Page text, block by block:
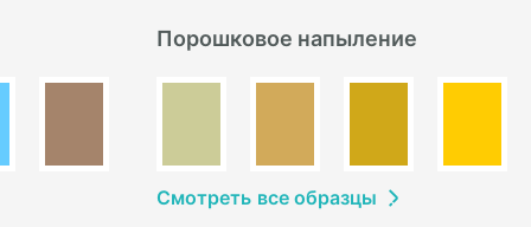
Порошковое напыление
Смотреть все образцы